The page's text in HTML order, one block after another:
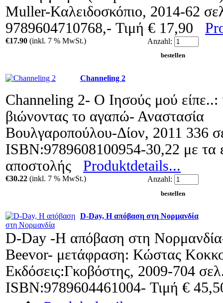
Muller-Καλειδοσκόπιο, 2014-62
9789604710768,- Τιμή € 17,90
€17.90 (inkl. 7 % MwSt.) Anzahl:
Channeling 2
Channeling 2- Ο Ιησούς μού
βιώνοντας το αγαπώ- Αναστασία
Βουλγαροπούλου-Δίον, 2011 336
ISBN:9789608100954-30,22 με τα
αποστολής Produktdetails...
€30.22 (inkl. 7 % MwSt.) Anzahl:
D-Day, Η απόβαση στη Νορμανδία
D-Day -Η απόβαση στη
Beevor- μετάφραση: Κώστας
Εκδόσεις:Γκοβόστης, 2009-704
ISBN:9789604461004- Τιμή €